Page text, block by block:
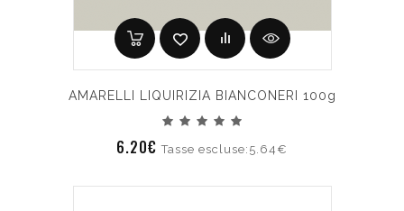
AMARELLI LIQUIRIZIA BIANCONERI 100g
6.20€Tasse escluse:5.64€